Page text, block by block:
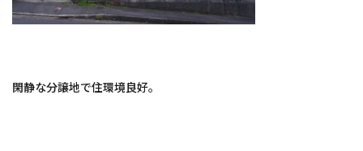
閑静な分譲地で住環境良好。